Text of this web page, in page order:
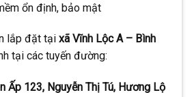
ổn định, bảo mật
lắp đặt tại xã Vĩnh Lộc A – Bình
tại các tuyến đường:
Ấp 123, Nguyễn Thị Tú, Hương Lộ